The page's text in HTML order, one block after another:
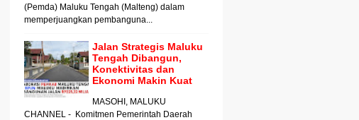
(Pemda) Maluku Tengah (Malteng) dalam
memperjuangkan pembanguna...
Jalan Strategis Maluku
Tengah Dibangun,
Konektivitas dan
Ekonomi Makin Kuat
MASOHI, MALUKU
CHANNEL - Komitmen Pemerintah Daerah